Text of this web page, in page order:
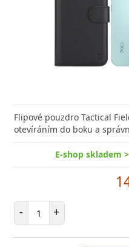
Flipové pouzdro Tactical
otevíráním do boku a
E-shop skladem
- Počet položek
+
Audio Combo 3v1 JEDNO
zvuková výbava pro